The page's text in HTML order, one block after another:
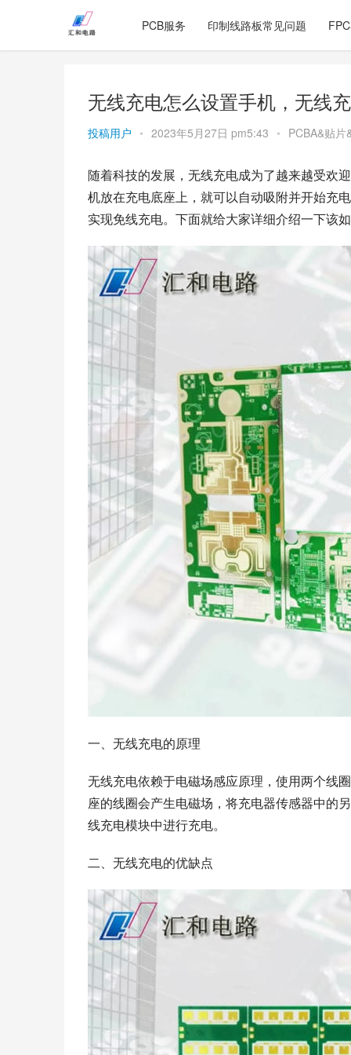
PCB服务 印制线路板常见问题
无线充电怎么设置手机，无线
投稿用户 • 2023年5月27日 pm5:43 • PCBA&贴片
随着科技的发展，无线充电成为了越来越受欢
机放在充电底座上，就可以自动吸附并开始充
实现免线充电。下面就给大家详细介绍一下该
一、无线充电的原理
无线充电依赖于电磁场感应原理，使用两个线
座的线圈会产生电磁场，将充电器传感器中的
线充电模块中进行充电。
二、无线充电的优缺点